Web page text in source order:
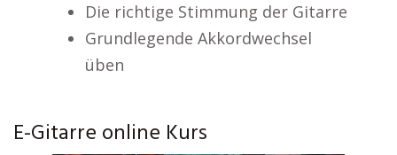
Die richtige Stimmung der Gitarre
Grundlegende Akkordwechsel
üben
E-Gitarre online Kurs